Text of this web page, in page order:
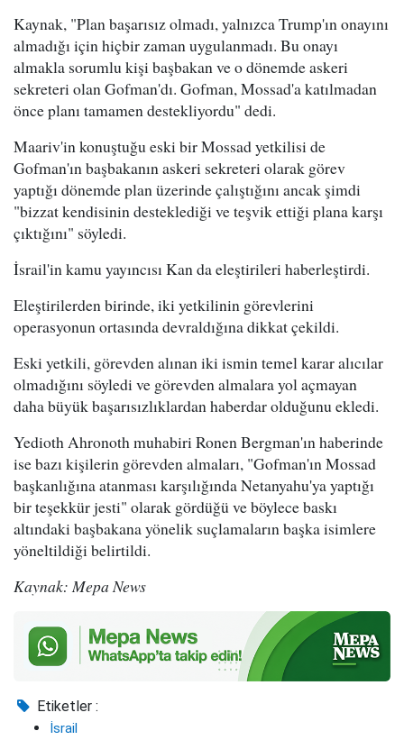
Kaynak, "Plan başarısız olmadı, yalnızca Trump'ın onayını
almadığı için hiçbir zaman uygulanmadı. Bu onayı
almakla sorumlu kişi başbakan ve o dönemde askeri
sekreteri olan Gofman'dı. Gofman, Mossad'a katılmadan
önce planı tamamen destekliyordu" dedi.
Maariv'in konuştuğu eski bir Mossad yetkilisi de
Gofman'ın başbakanın askeri sekreteri olarak görev
yaptığı dönemde plan üzerinde çalıştığını ancak şimdi
"bizzat kendisinin desteklediği ve teşvik ettiği plana karşı
çıktığını" söyledi.
İsrail'in kamu yayıncısı Kan da eleştirileri haberleştirdi.
Eleştirilerden birinde, iki yetkilinin görevlerini
operasyonun ortasında devraldığına dikkat çekildi.
Eski yetkili, görevden alınan iki ismin temel karar alıcılar
olmadığını söyledi ve görevden almalara yol açmayan
daha büyük başarısızlıklardan haberdar olduğunu ekledi.
Yedioth Ahronoth muhabiri Ronen Bergman'ın haberinde
ise bazı kişilerin görevden almaları, "Gofman'ın Mossad
başkanlığına atanması karşılığında Netanyahu'ya yaptığı
bir teşekkür jesti" olarak gördüğü ve böylece baskı
altındaki başbakana yönelik suçlamaların başka isimlere
yöneltildiği belirtildi.
Kaynak: Mepa News
Etiketler :
İsrail